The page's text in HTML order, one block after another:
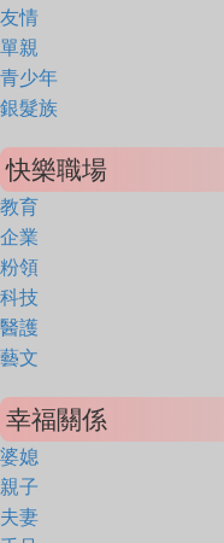
友情
單親
青少年
銀髮族
快樂職場
教育
企業
粉領
科技
醫護
藝文
幸福關係
婆媳
親子
夫妻